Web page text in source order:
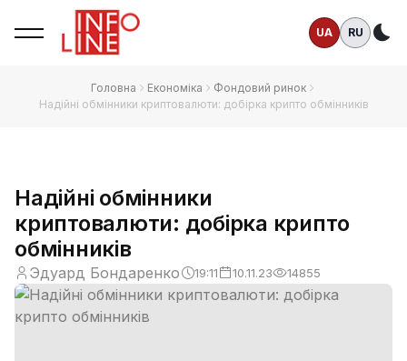
UA RU
Головна Економіка
Фондовий ринок
Надійні обмінники криптовалюти: добірка крипто обмінників
Надійні обмінники
криптовалюти: добірка крипто
обмінників
Эдуард Бондаренко 19:11 10.11.23 14855